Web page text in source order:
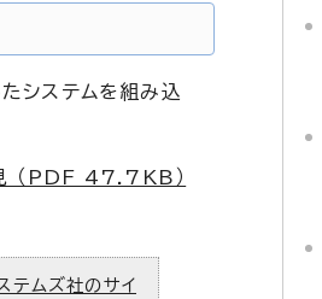
システムを組み込
（PDF 47.7KB）
テムズ社のサイ